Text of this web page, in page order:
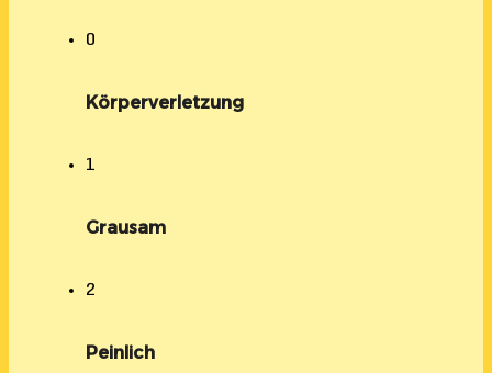
0
Körperverletzung
1
Grausam
2
Peinlich